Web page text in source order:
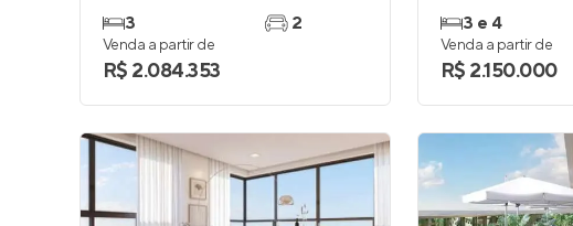
3
2
Venda a partir de
R$ 2.084.353
3 e 4
Venda a partir de
R$ 2.150.000